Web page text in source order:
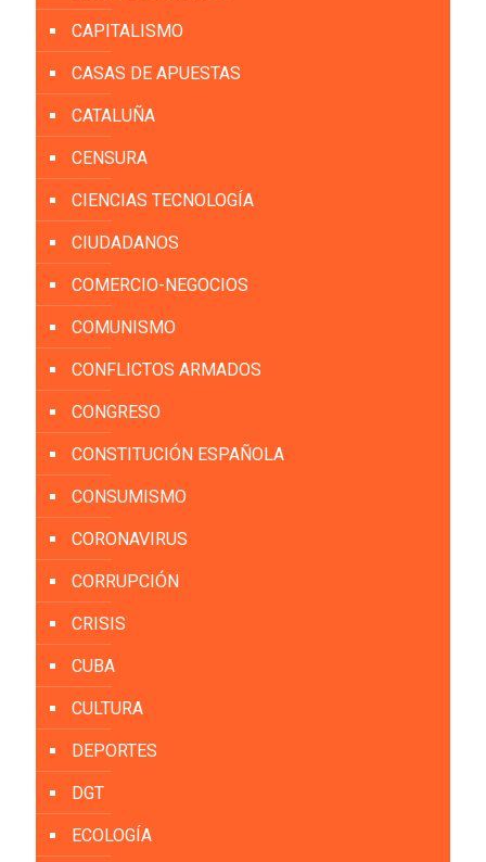
CAPITALISMO
CASAS DE APUESTAS
CATALUÑA
CENSURA
CIENCIAS TECNOLOGÍA
CIUDADANOS
COMERCIO-NEGOCIOS
COMUNISMO
CONFLICTOS ARMADOS
CONGRESO
CONSTITUCIÓN ESPAÑOLA
CONSUMISMO
CORONAVIRUS
CORRUPCIÓN
CRISIS
CUBA
CULTURA
DEPORTES
DGT
ECOLOGÍA